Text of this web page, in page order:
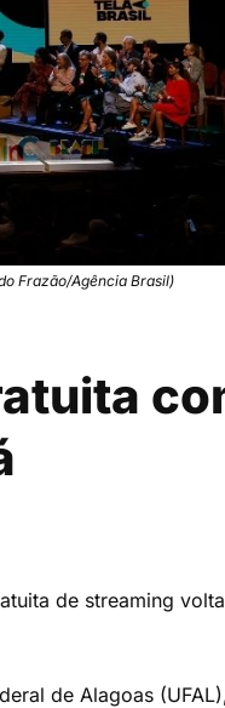
Frazão/Agência Brasil)
de streaming
de Alagoas